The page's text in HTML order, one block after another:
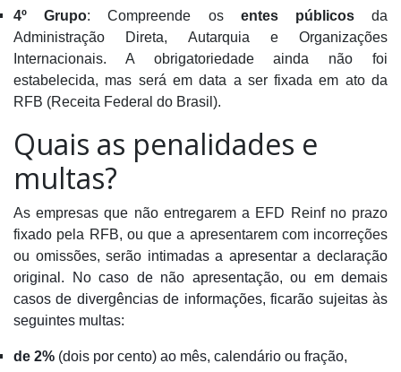
4º Grupo: Compreende os entes públicosda
Administração Direta, Autarquia e Organizações
Internacionais. A obrigatoriedade ainda não foi
estabelecida, mas será em data a ser fixada em ato da
RFB (Receita Federal do Brasil).
Quais as penalidades e
multas?
As empresas que não entregarem a EFD Reinf no prazo
fixado pela RFB, ou que a apresentarem com incorreções
ou omissões, serão intimadas a apresentar a declaração
original. No caso de não apresentação, ou em demais
casos de divergências de informações, ficarão sujeitas às
seguintes multas:
de 2% (dois por cento) ao mês, calendário ou fração,